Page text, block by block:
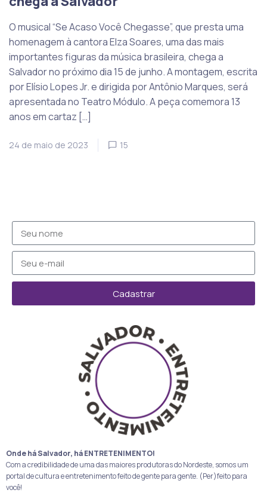
O musical “Se Acaso Você Chegasse”, que presta uma
homenagem à cantora Elza Soares, uma das mais
importantes figuras da música brasileira, chega a
Salvador no próximo dia 15 de junho. A montagem, escrita
por Elísio Lopes Jr. e dirigida por Antônio Marques, será
apresentada no Teatro Módulo. A peça comemora 13
anos em cartaz […]
24 de maio de 2023 15
Cadastrar
Onde há Salvador, há ENTRETENIMENTO!
Com a credibilidade de uma das maiores produtoras do Nordeste, somos um
portal de cultura e entretenimento feito de gente para gente. (Per)feito para
você!